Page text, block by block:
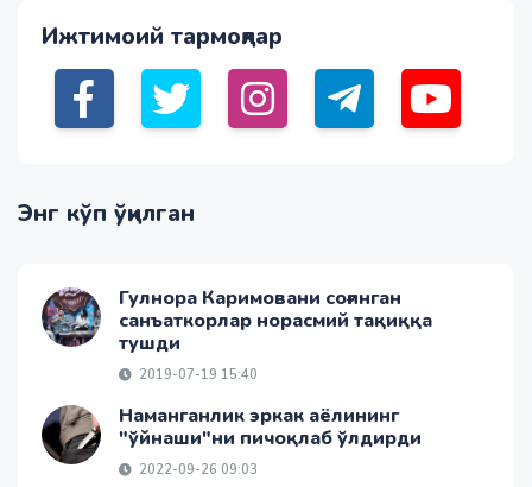
Ижтимоий тармоқлар
Энг кўп ўқилган
Гулнора Каримовани соғинган
санъаткорлар норасмий тақиққа
тушди
2019-07-19 15:40
Наманганлик эркак аёлининг
"ўйнаши"ни пичоқлаб ўлдирди
2022-09-26 09:03